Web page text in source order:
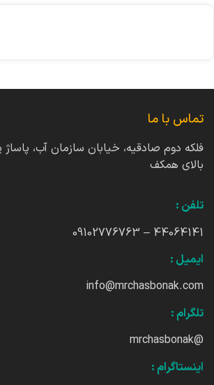
تماس با ما
فلکه دوم صادقیه، خیابان سازمان آب، پاساژ
بالای همکف
تلفن :
44064141 – 09102776763
ایمیل :
info@mrchasbonak.com
تلگرام :
@mrchasbonak
اینستاگرام :